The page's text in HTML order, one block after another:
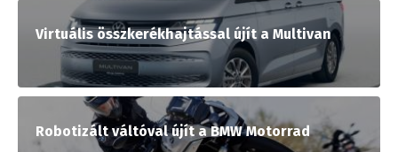
Virtuális összkerékhajtással újít a Multivan
Robotizált váltóval újít a BMW Motorrad